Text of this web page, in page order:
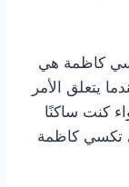
كاظمة هي
يتعلق الأمر
كنت ساكنًا
تكسي كاظمة